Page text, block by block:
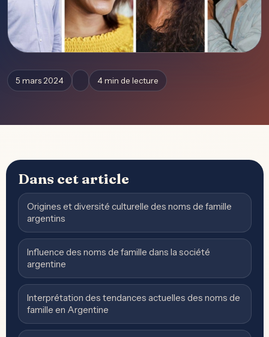
5 mars 2024 4 min de lecture
Dans cet article
Origines et diversité culturelle des noms de famille
argentins
Influence des noms de famille dans la société
argentine
Interprétation des tendances actuelles des noms de
famille en Argentine